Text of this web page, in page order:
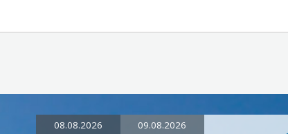
08.08.2026 09.08.2026